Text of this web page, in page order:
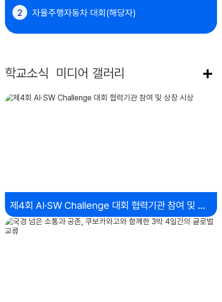
2
자율주행자동차 대회(해당자)
10
2학기 개학일
12
사회적 경제, 학교 협동조합 수업(2학년)
13
사회적 경제, 학교 협동조합 수업(2학년)
18
유학생 수업참여 시작[독일, 라트비아](1-1,2-1)
18
전국연합학력평가(3학년)
학교소식 미디어 갤러리
제4회 AI·SW Challenge 대회 협력기관 참여 및 상장 시상